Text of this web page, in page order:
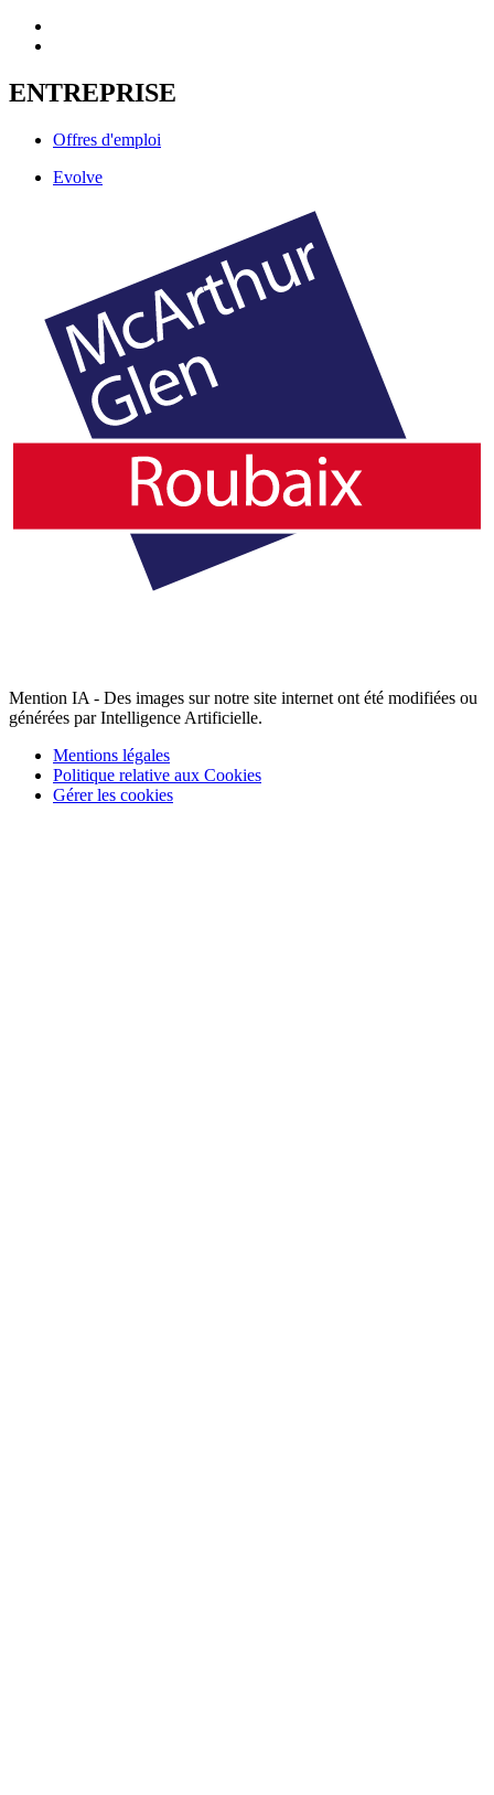
ENTREPRISE
Offres d'emploi
Evolve
Mention IA - Des images sur notre site internet ont été modifiées ou
générées par Intelligence Artificielle.
Mentions légales
Politique relative aux Cookies
Gérer les cookies